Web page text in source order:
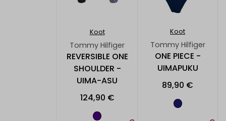
Koot
Tommy Hilfiger
REVERSIBLE ONE
SHOULDER -
UIMA-ASU
124,90 €
Koot
Tommy Hilfiger
ONE PIECE -
UIMAPUKU
89,90 €